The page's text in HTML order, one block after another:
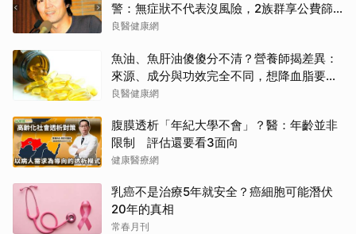
警：無症狀不代表沒風險，2族群享公費篩
檢
良醫健康網
魚油、魚肝油傻傻分不清？營養師揭差異：
來源、成分與功效完全不同，想降血脂要吃
「它」
良醫健康網
腹膜透析「年紀大學不會」？醫：年齡並非
限制 評估還要看3面向
健康醫療網
乳癌不是治療5年就安全？癌細胞可能潛伏
20年的真相
常春月刊